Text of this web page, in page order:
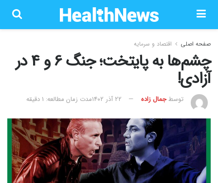
صفحه اصلی اقتصاد و سرمایه
چشم‌ها به پایتخت؛ جنگ 6 و 4 در
آزادی!
توسطجمال زاده ۲۲ آذر ۱۴۰۲ مدت زمان مطالعه: 1 دقیقه